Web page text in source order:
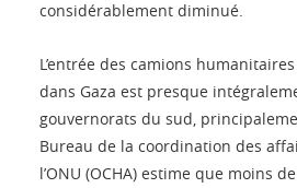
considérablement diminué.
L’entrée des camions
dans Gaza est presque
gouvernorats du sud,
Bureau de la coordination des
l’ONU (OCHA) estime que moins